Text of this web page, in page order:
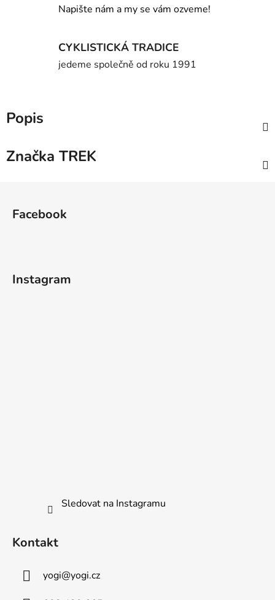
Napište nám a my se vám ozveme!
CYKLISTICKÁ TRADICE
jedeme společně od roku 1991
Popis
Značka TREK
Facebook
Instagram
Sledovat na Instagramu
Kontakt
yogi@yogi.cz